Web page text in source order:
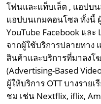
โฟนและแท็บเล็ต , แอปบ
แอปบนเกมคอนโซล ทั้งนี้
YouTube Facebook และ
จากผู้ใช้บริการปลายทาง
สินค้าและบริการที่มาลง
(Advertising-Based
ผู้ให้บริการ OTT บางราย
ชม เช่น Nextflix, iflix,